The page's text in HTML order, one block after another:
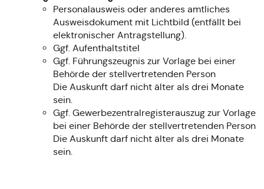
Personalausweis oder anderes amtliches
Ausweisdokument mit Lichtbild (entfällt bei
elektronischer Antragstellung).
Ggf. Aufenthaltstitel
Ggf. Führungszeugnis zur Vorlage bei einer
Behörde der stellvertretenden Person
Die Auskunft darf nicht älter als drei Monate
sein.
Ggf. Gewerbezentralregisterauszug zur Vorlage
bei einer Behörde der stellvertretenden Person
Die Auskunft darf nicht älter als drei Monate
sein.